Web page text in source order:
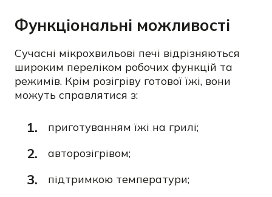
Функціональні можливості
Сучасні мікрохвильові печі відрізняються
широким переліком робочих функцій та
режимів. Крім розігріву готової їжі, вони
можуть справлятися з:
приготуванням їжі на грилі;
авторозігрівом;
підтримкою температури;